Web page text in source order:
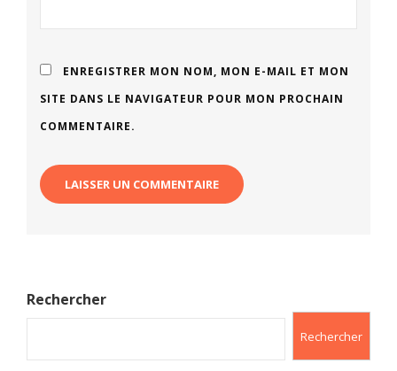
ENREGISTRER MON NOM, MON E-MAIL ET MON
SITE DANS LE NAVIGATEUR POUR MON PROCHAIN
COMMENTAIRE.
Rechercher
Rechercher